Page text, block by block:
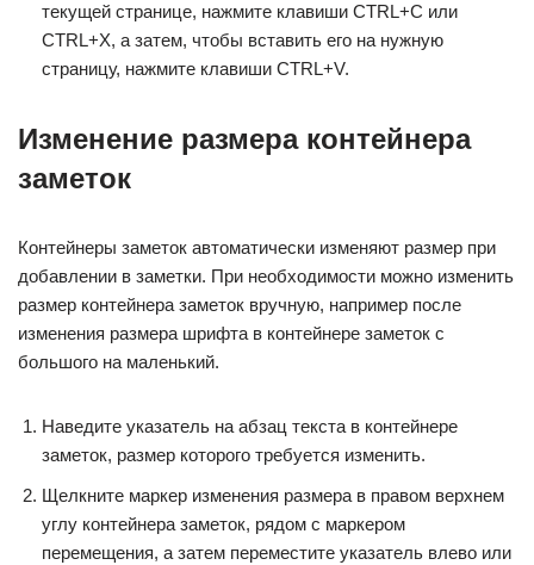
текущей странице, нажмите клавиши CTRL+C или
CTRL+X, а затем, чтобы вставить его на нужную
страницу, нажмите клавиши CTRL+V.
Изменение размера контейнера
заметок
Контейнеры заметок автоматически изменяют размер при
добавлении в заметки. При необходимости можно изменить
размер контейнера заметок вручную, например после
изменения размера шрифта в контейнере заметок с
большого на маленький.
Наведите указатель на абзац текста в контейнере
заметок, размер которого требуется изменить.
Щелкните маркер изменения размера в правом верхнем
углу контейнера заметок, рядом с маркером
перемещения, а затем переместите указатель влево или